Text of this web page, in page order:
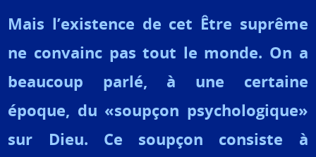
Mais l’existence de cet Être suprême
ne convainc pas tout le monde. On a
beaucoup parlé, à une certaine
époque, du «soupçon psychologique»
sur Dieu. Ce soupçon consiste à